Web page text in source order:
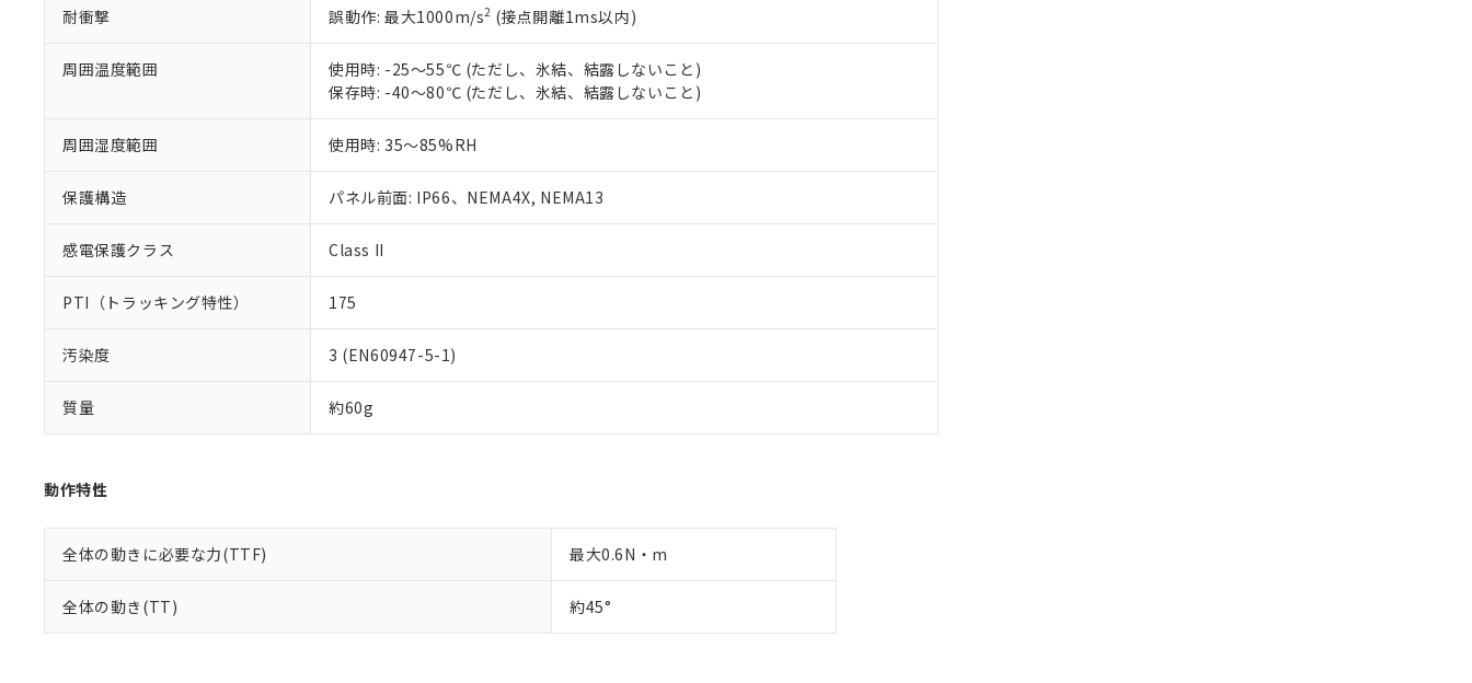
耐衝撃 誤動作: 最大1000m/s2 (接点開離1ms以内)
周囲温度範囲
使用時: -25～55℃ (ただし、氷結、結露しないこと)
保存時: -40～80℃ (ただし、氷結、結露しないこと)
周囲湿度範囲 使用時: 35～85%RH
保護構造 パネル前面: IP66、NEMA4X, NEMA13
感電保護クラス Class II
PTI（トラッキング特性） 175
汚染度 3 (EN60947-5-1)
質量 約60g
動作特性
全体の動きに必要な力(TTF) 最大0.6N・m
全体の動き(TT) 約45°